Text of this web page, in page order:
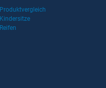
Produktvergleich
Kindersitze
Reifen